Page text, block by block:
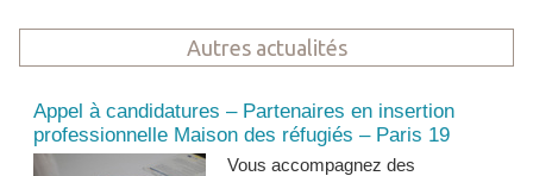
Autres actualités
Appel à candidatures – Partenaires en insertion
professionnelle Maison des réfugiés – Paris 19
Vous accompagnez des